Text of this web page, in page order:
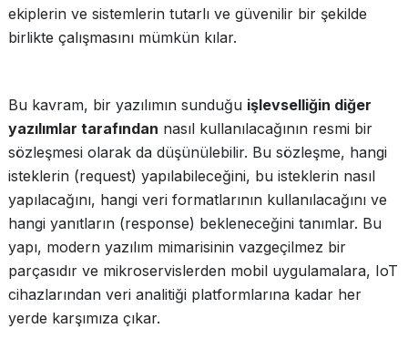
ekiplerin ve sistemlerin tutarlı ve güvenilir bir şekilde
birlikte çalışmasını mümkün kılar.
Bu kavram, bir yazılımın sunduğu işlevselliğin diğer
yazılımlar tarafından nasıl kullanılacağının resmi bir
sözleşmesi olarak da düşünülebilir. Bu sözleşme, hangi
isteklerin (request) yapılabileceğini, bu isteklerin nasıl
yapılacağını, hangi veri formatlarının kullanılacağını ve
hangi yanıtların (response) bekleneceğini tanımlar. Bu
yapı, modern yazılım mimarisinin vazgeçilmez bir
parçasıdır ve mikroservislerden mobil uygulamalara, IoT
cihazlarından veri analitiği platformlarına kadar her
yerde karşımıza çıkar.